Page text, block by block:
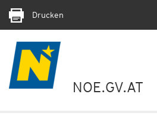
Drucken
NOE.GV.AT